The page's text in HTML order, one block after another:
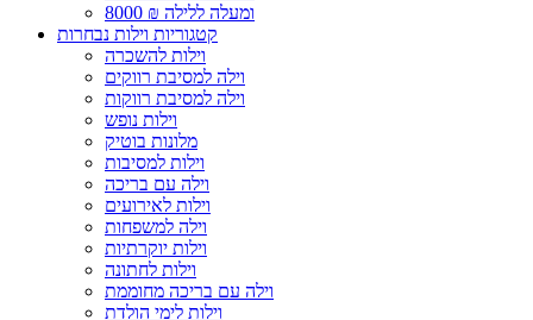
8000 ₪ ומעלה ללילה
קטגוריות וילות נבחרות
וילות להשכרה
וילה למסיבת רווקים
וילה למסיבת רווקות
וילות נופש
מלונות בוטיק
וילות למסיבות
וילה עם בריכה
וילות לאירועים
וילה למשפחות
וילות יוקרתיות
וילות לחתונה
וילה עם בריכה מחוממת
וילות לימי הולדת